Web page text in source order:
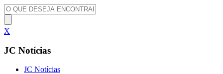
X
JC Notícias
JC Notícias